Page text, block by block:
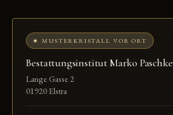
★ MUSTERKRISTALL VOR ORT
Bestattungsinstitut Marko Paschke
Lange Gasse 2
01920 Elstra